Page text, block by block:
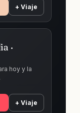
+ Viaje
·
hoy y la
+ Viaje